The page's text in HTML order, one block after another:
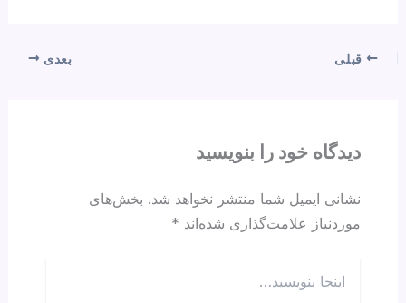
e
o
k
p
قبلی بعدی
دیدگاه‌ خود را بنویسید
نشانی ایمیل شما منتشر نخواهد شد. بخش‌های
موردنیاز علامت‌گذاری شده‌اند *
بنویسید…